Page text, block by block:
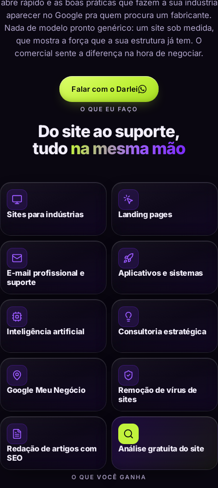
abre rápido e as boas práticas que fazem a sua indústria
aparecer no Google pra quem procura um fabricante.
Nada de modelo pronto genérico: um site sob medida,
que mostra a força que a sua estrutura já tem. O
comercial sente a diferença na hora de negociar.
Falar com o Darlei
O QUE EU FAÇO
Do site ao suporte,
tudona mesma mão
Sites para indústrias Landing pages
E-mail profissional e
suporte
Aplicativos e sistemas
Inteligência artificial Consultoria estratégica
Google Meu Negócio
Remoção de vírus de
sites
Redação de artigos com
SEO
Análise gratuita do site
O QUE VOCÊ GANHA